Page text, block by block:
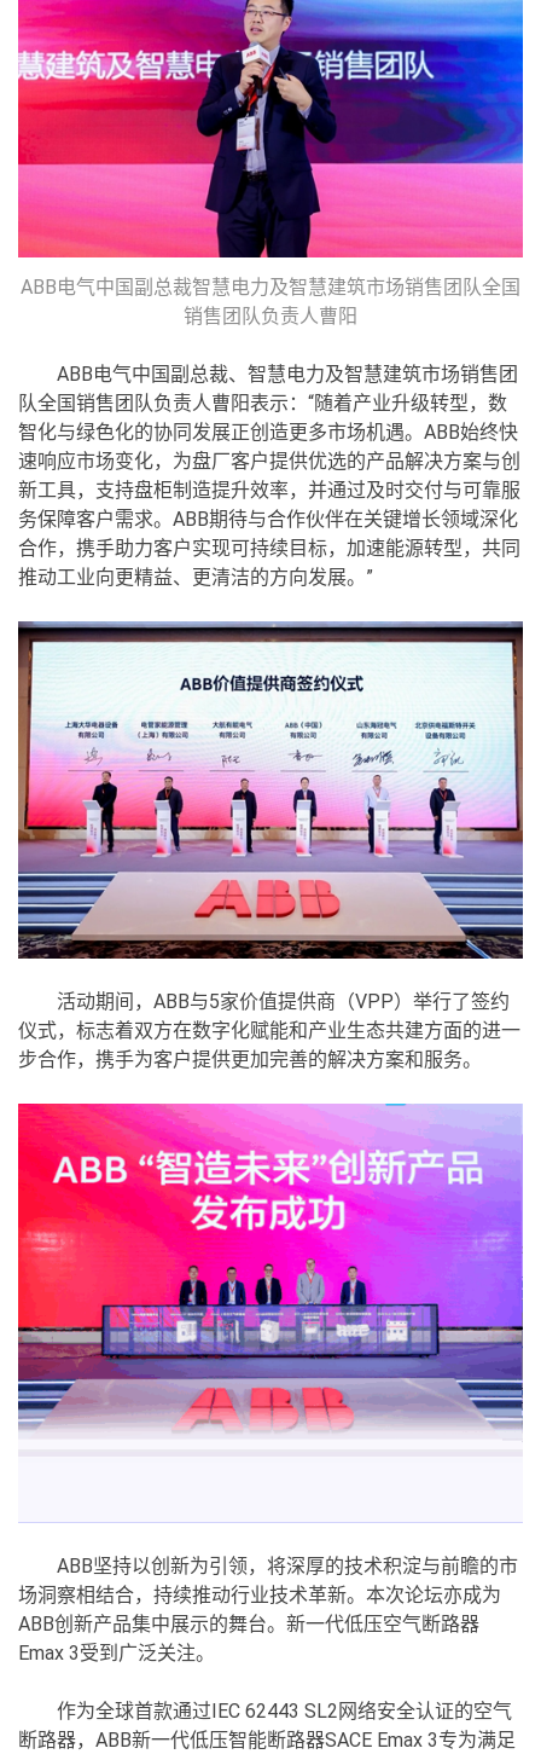
ABB电气中国副总裁智慧电力及智慧建筑市场销售团队全国
销售团队负责人曹阳
ABB电气中国副总裁、智慧电力及智慧建筑市场销售团
队全国销售团队负责人曹阳表示：“随着产业升级转型，数
智化与绿色化的协同发展正创造更多市场机遇。ABB始终快
速响应市场变化，为盘厂客户提供优选的产品解决方案与创
新工具，支持盘柜制造提升效率，并通过及时交付与可靠服
务保障客户需求。ABB期待与合作伙伴在关键增长领域深化
合作，携手助力客户实现可持续目标，加速能源转型，共同
推动工业向更精益、更清洁的方向发展。”
活动期间，ABB与5家价值提供商（VPP）举行了签约
仪式，标志着双方在数字化赋能和产业生态共建方面的进一
步合作，携手为客户提供更加完善的解决方案和服务。
ABB坚持以创新为引领，将深厚的技术积淀与前瞻的市
场洞察相结合，持续推动行业技术革新。本次论坛亦成为
ABB创新产品集中展示的舞台。新一代低压空气断路器
Emax 3受到广泛关注。
作为全球首款通过IEC 62443 SL2网络安全认证的空气
断路器，ABB新一代低压智能断路器SACE Emax 3专为满足